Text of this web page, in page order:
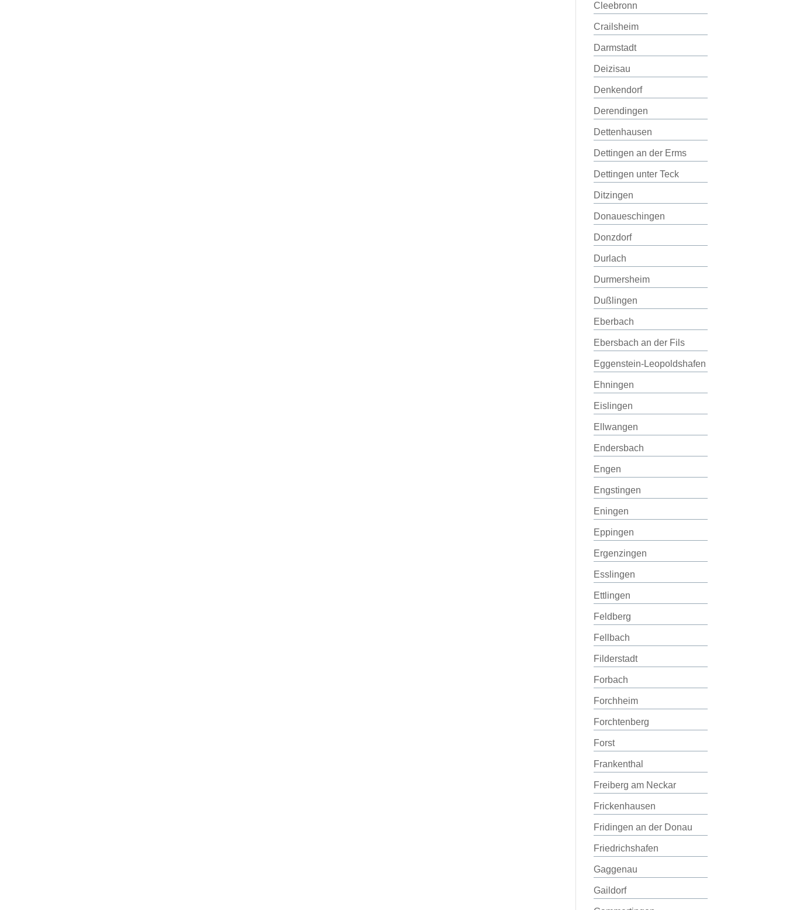
Cleebronn
Crailsheim
Darmstadt
Deizisau
Denkendorf
Derendingen
Dettenhausen
Dettingen an der Erms
Dettingen unter Teck
Ditzingen
Donaueschingen
Donzdorf
Durlach
Durmersheim
Dußlingen
Eberbach
Ebersbach an der Fils
Eggenstein-Leopoldshafen
Ehningen
Eislingen
Ellwangen
Endersbach
Engen
Engstingen
Eningen
Eppingen
Ergenzingen
Esslingen
Ettlingen
Feldberg
Fellbach
Filderstadt
Forbach
Forchheim
Forchtenberg
Forst
Frankenthal
Freiberg am Neckar
Frickenhausen
Fridingen an der Donau
Friedrichshafen
Gaggenau
Gaildorf